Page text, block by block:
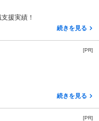
援実績！
続きを見る
[PR]
続きを見る
[PR]